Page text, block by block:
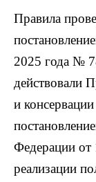
Правила
2025 года №
действовали
и
Федерации
реализации